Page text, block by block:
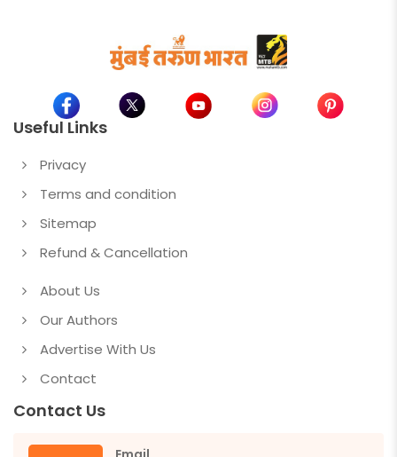
Useful Links
Privacy
Terms and condition
Sitemap
Refund & Cancellation
About Us
Our Authors
Advertise With Us
Contact
Contact Us